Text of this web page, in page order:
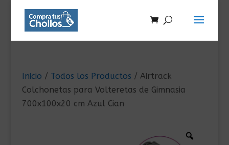
Inicio / Todos los Productos / Airtrack
Colchonetas para Volteretas de Gimnasia
700x100x20 cm Azul Cian